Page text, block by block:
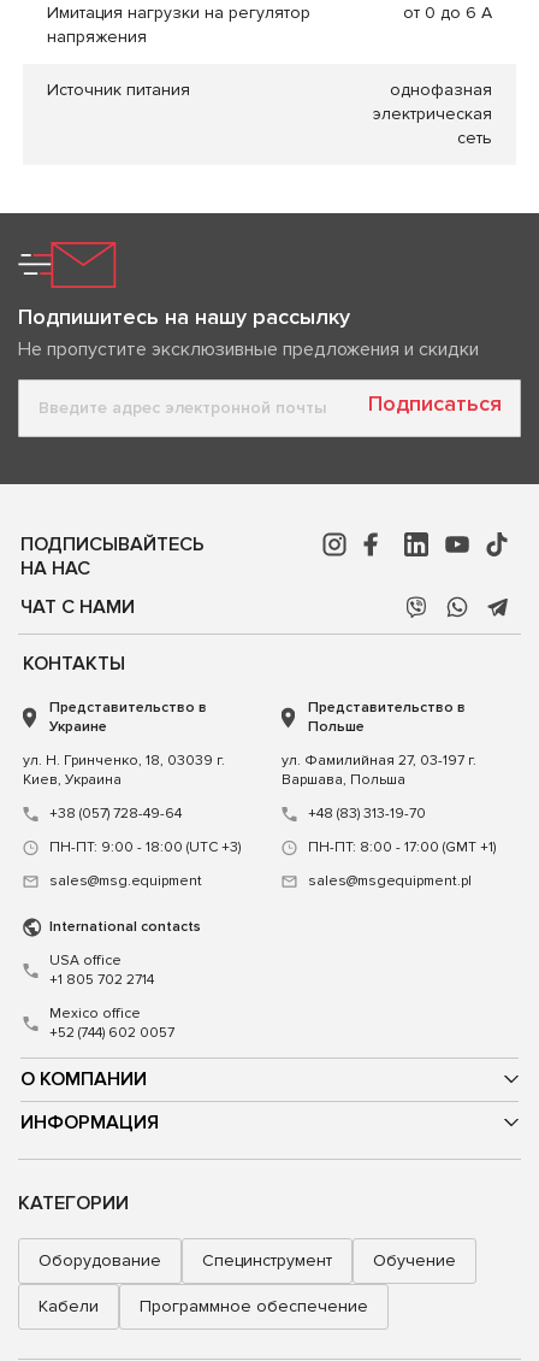
Имитация нагрузки на регулятор
напряжения
от 0 до 6 А
Источник питания
однофазная
электрическая
сеть
Подпишитесь на нашу рассылку
Не пропустите эксклюзивные предложения и скидки
Подписаться
ПОДПИСЫВАЙТЕСЬ
НА НАС
ЧАТ С НАМИ
О КОМПАНИИ
ИНФОРМАЦИЯ
КОНТАКТЫ
Представительство в
Украине
ул. Н. Гринченко, 18, 03039 г.
Киев, Украина
+38 (057) 728-49-64
ПН-ПТ: 9:00 - 18:00 (UTC +3)
sales@msg.equipment
Представительство в
Польше
ул. Фамилийная 27, 03-197 г.
Варшава, Польша
+48 (83) 313-19-70
ПН-ПТ: 8:00 - 17:00 (GMT +1)
sales@msgequipment.pl
International contacts
USA office
+1 805 702 2714
Mexico office
+52 (744) 602 0057
КАТЕГОРИИ
Оборудование Специнструмент Обучение
Кабели Программное обеспечение